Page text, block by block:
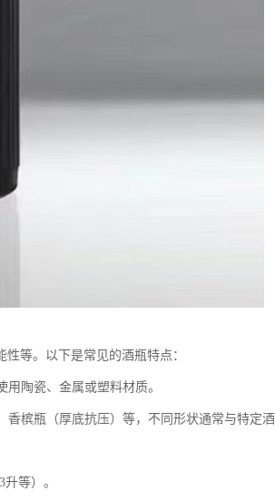
等。以下是常见的酒瓶特点：
陶瓷、金属或塑料材质。
槟瓶（厚底抗压）等，不同形状通常与特定酒
等）。